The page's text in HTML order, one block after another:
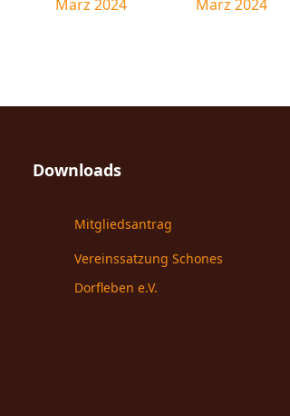
März 2024
März 2024
Downloads
Mitgliedsantrag
Vereinssatzung Schones
Dorfleben e.V.